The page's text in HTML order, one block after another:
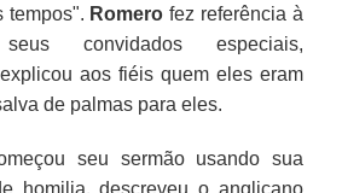
tempos". Romero fez referência à
convidados especiais,
aos fiéis quem eles eram
de palmas para eles.
seu sermão usando sua
homilia, descreveu o anglicano